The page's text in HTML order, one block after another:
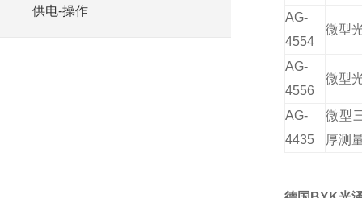
供电-操作
AG-
4554
微型
AG-
4556
微型
AG-
4435
微型
厚测